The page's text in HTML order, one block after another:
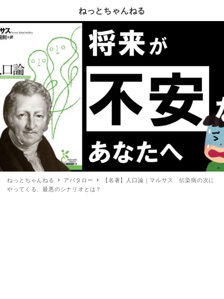
ねっとちゃんねる
ねっとちゃんねる アバタロー
【名著】人口論｜マルサス 伝染病の次に
やってくる、最悪のシナリオとは？